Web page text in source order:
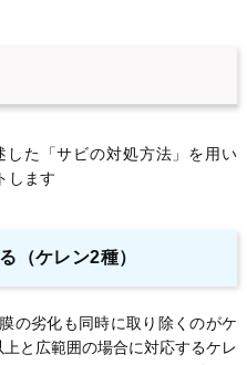
た「サビの対処方法」を用い
します
（ケレン2種）
の劣化も同時に取り除くのがケ
と広範囲の場合に対応するケレ